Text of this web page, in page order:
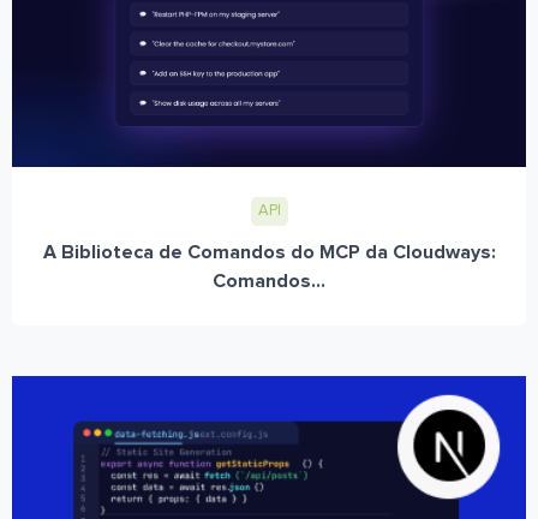
API
A Biblioteca de Comandos do MCP da Cloudways:
Comandos...